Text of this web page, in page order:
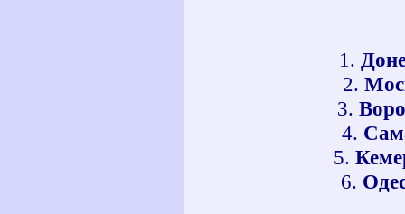
1.
2.
3.
4.
5.
6.